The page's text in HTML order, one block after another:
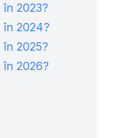
2023?
în 2024?
2025?
2026?